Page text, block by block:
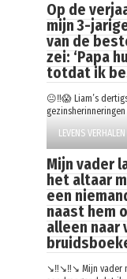
Op de
mijn 3-
van de
zei: ‘Papa
totdat ik
😐‼️😱 Liam’s
LEVENS VERHALEN
Mijn vader
het altaar
een
naast hem
alleen naar
↘️‼️↘️‼️↘️ Mijn vader